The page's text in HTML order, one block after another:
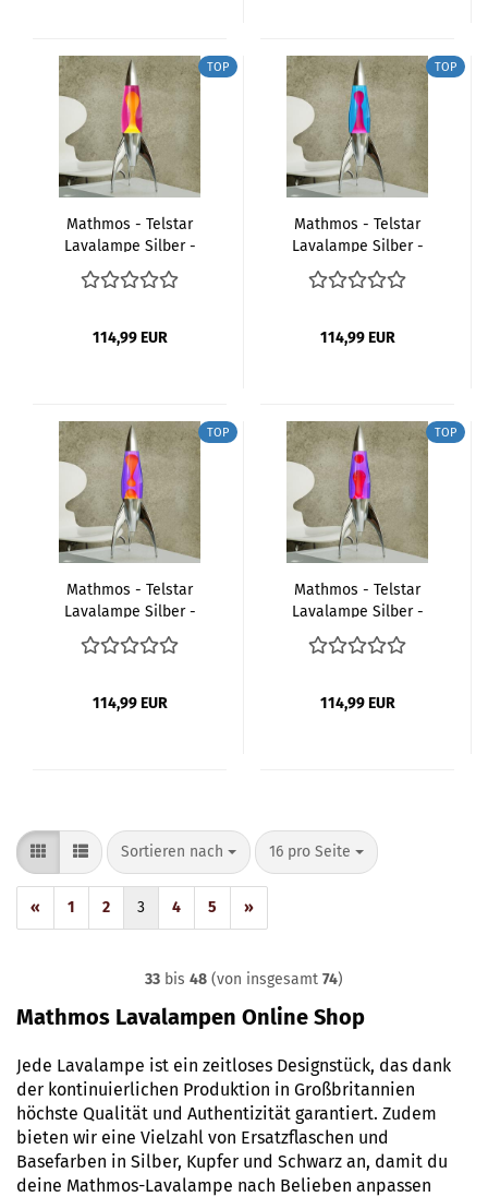
TOP
Mathmos - Telstar
Lavalampe Silber -
Pink Gelb
114,99 EUR
TOP
Mathmos - Telstar
Lavalampe Silber -
Blau Pink
114,99 EUR
TOP
Mathmos - Telstar
Lavalampe Silber -
Violet Orange
114,99 EUR
TOP
Mathmos - Telstar
Lavalampe Silber -
Violet Rot
114,99 EUR
Sortieren nach
Sortieren nach 16 pro Seite
pro Seite
« 1 2 3 4 5 »
33 bis 48 (von insgesamt 74)
Mathmos Lavalampen Online Shop
Jede Lavalampe ist ein zeitloses Designstück, das dank
der kontinuierlichen Produktion in Großbritannien
höchste Qualität und Authentizität garantiert. Zudem
bieten wir eine Vielzahl von Ersatzflaschen und
Basefarben in Silber, Kupfer und Schwarz an, damit du
deine Mathmos-Lavalampe nach Belieben anpassen